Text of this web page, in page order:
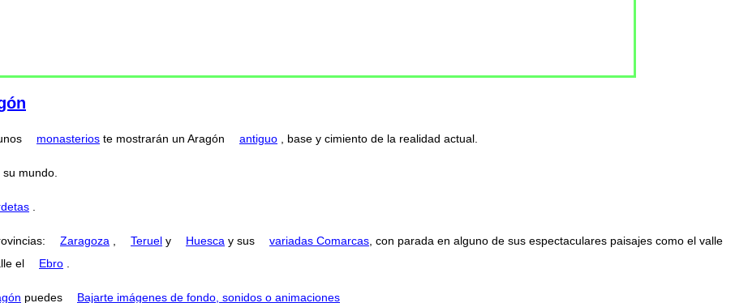
monasterios te mostrarán un Aragón antiguo , base y cimiento de la realidad actual.
mundo.
.
Zaragoza , Teruel y Huesca y sus variadas Comarcas, con parada en alguno de sus espectaculares paisajes como el valle
el Ebro .
puedes Bajarte imágenes de fondo, sonidos o animaciones